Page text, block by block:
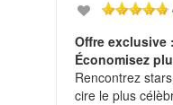
Offre exclusive
Économisez
Rencontrez
cire le plus